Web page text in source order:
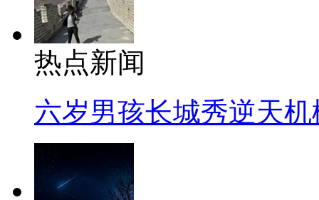
热点新闻
六岁男孩长城秀逆天机